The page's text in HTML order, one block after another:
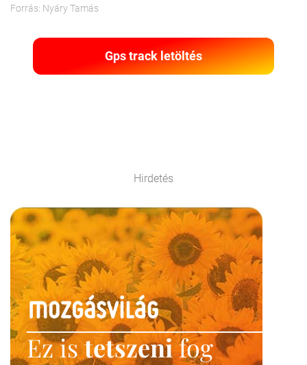
Forrás: Nyáry Tamás
Gps track letöltés
Hirdetés
Ez istetszenifog